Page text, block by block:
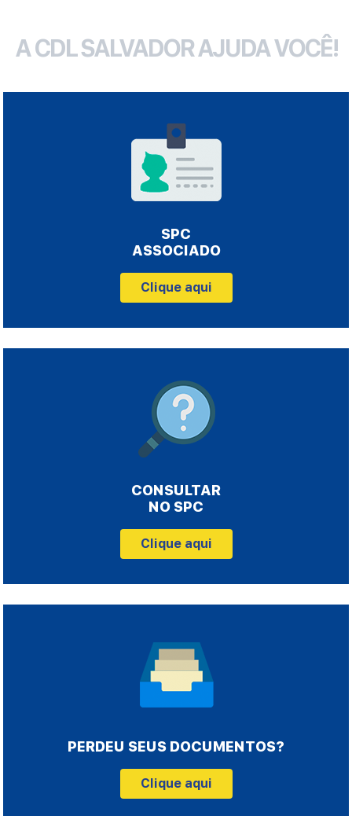
A CDL SALVADOR AJUDA VOCÊ!
SPC
ASSOCIADO
Clique aqui
CONSULTAR
NO SPC
Clique aqui
PERDEU SEUS DOCUMENTOS?
Clique aqui